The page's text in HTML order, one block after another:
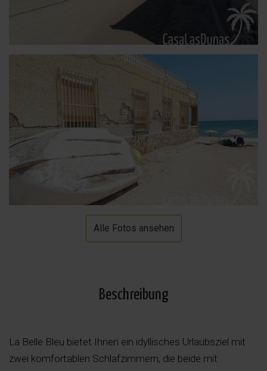
Alle Fotos ansehen
Beschreibung
La Belle Bleu bietet Ihnen ein idyllisches Urlaubsziel mit
zwei komfortablen Schlafzimmern, die beide mit